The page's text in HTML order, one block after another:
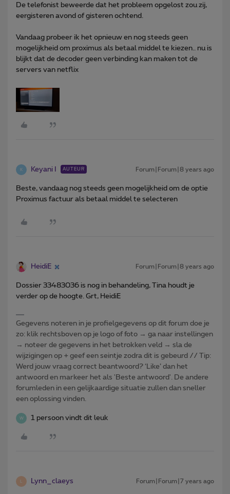
De telefonist beweerde dat het probleem opgelost zou zij,
eergisteren avond of gisteren ochtend.
Vandaag probeer ik het opnieuw en nog steeds geen
mogelijkheid om proximus als betaal middel te kiezen.. nu is
blijkt dat de decoder geen verbinding kan maken tot de
servers van netflix
K Keyani I AUTEUR Forum|Forum|8 years ago
Beste, vandaag nog steeds geen mogelijkheid om de optie
Proximus factuur als betaal middel te selecteren
HeidiE Forum|Forum|8 years ago
Dossier 33483036 is nog in behandeling, Tina houdt je
verder op de hoogte. Grt, HeidiE
Gegevens noteren in je profielgegevens op dit forum doe je
zo: klik rechtsboven op je logo of foto → ga naar instellingen
→ noteer de gegevens in het betrokken veld → sla de
wijzigingen op + geef een seintje zodra dit is gebeurd // Tip:
Werd jouw vraag correct beantwoord? ‘Like’ dan het
antwoord en markeer het als 'Beste antwoord'. De andere
forumleden in een gelijkaardige situatie zullen dan sneller
een oplossing vinden.
W 1 persoon vindt dit leuk
L Lynn_claeys Forum|Forum|7 years ago